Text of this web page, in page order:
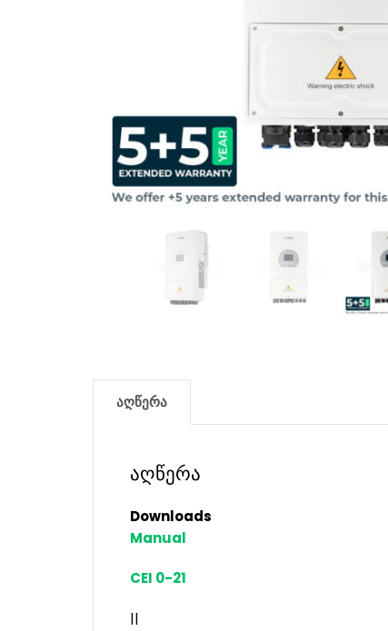
აღწერა
აღწერა
Downloads
Manual
CEI 0-21
||